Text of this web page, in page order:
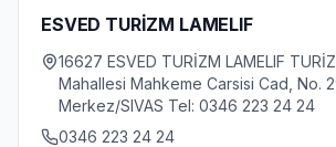
ESVED TURİZM LAMELIF
16627 ESVED TURİZM LAMELIF
Mahallesi Mahkeme Carsisi Cad, No.
Merkez/SIVAS Tel: 0346 223 24 24
0346 223 24 24